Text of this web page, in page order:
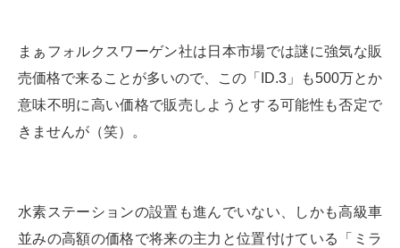
まぁフォルクスワーゲン社は日本市場では謎に強気な販
売価格で来ることが多いので、この「ID.3」も500万とか
意味不明に高い価格で販売しようとする可能性も否定で
きませんが（笑）。
水素ステーションの設置も進んでいない、しかも高級車
並みの高額の価格で将来の主力と位置付けている「ミラ